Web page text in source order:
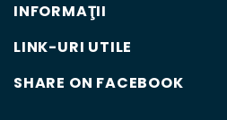
INFORMAŢII
LINK-URI UTILE
SHARE ON FACEBOOK